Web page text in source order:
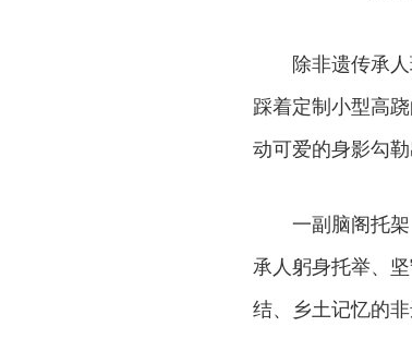
除非遗传承
踩着定制小型高
动可爱的身影勾
一副脑阁托
承人躬身托举、
结、乡土记忆的